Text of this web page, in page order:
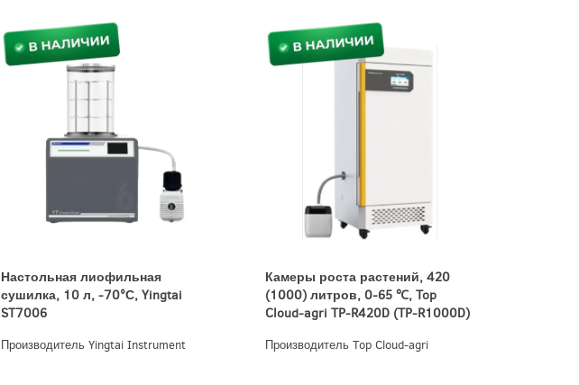
Настольная лиофильная
сушилка, 10 л, -70°С, Yingtai
ST7006
Производитель Yingtai Instrument
Камеры роста растений, 420
(1000) литров, 0-65 ℃, Top
Cloud-agri TP-R420D (TP-R1000D)
Производитель Top Cloud-agri